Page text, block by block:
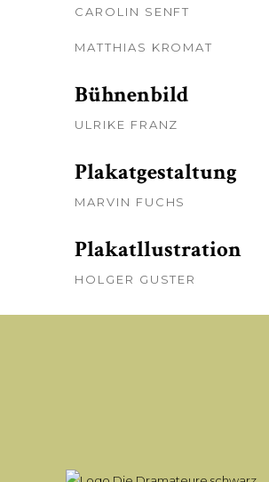
CAROLIN SENFT
MATTHIAS KROMAT
Bühnenbild
ULRIKE FRANZ
Plakatgestaltung
MARVIN FUCHS
Plakatllustration
HOLGER GUSTER